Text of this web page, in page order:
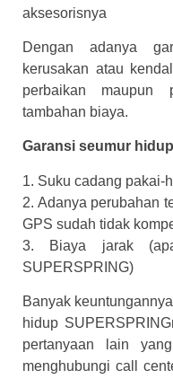
aksesorisnya
Dengan adanya
kerusakan atau
perbaikan maupun
tambahan biaya.
Garansi seumur
1. Suku cadang pakai-
2. Adanya perubahan
GPS sudah tidak
3. Biaya jarak
SUPERSPRING)
Banyak
hidup
pertanyaan lain
menghubungi call